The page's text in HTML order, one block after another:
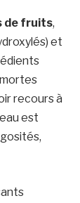
de fruits,
et
recours à
est